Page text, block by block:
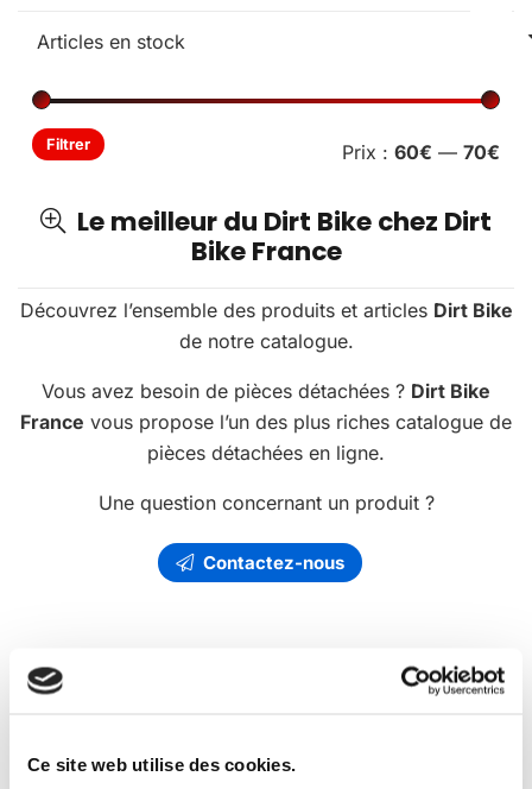
Ce site web utilise des cookies.
Filtrer Prix : 60€ — 70€
Le meilleur du Dirt Bike chez Dirt
Bike France
Découvrez l’ensemble des produits et articles Dirt Bike
de notre catalogue.
Vous avez besoin de pièces détachées ? Dirt Bike
France vous propose l’un des plus riches catalogue de
pièces détachées en ligne.
Une question concernant un produit ?
Contactez-nous
Les Dirt Bike France